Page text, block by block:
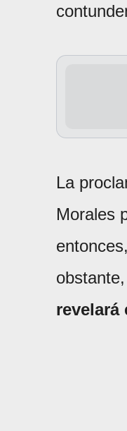
La
Morales
obstante,
revelará